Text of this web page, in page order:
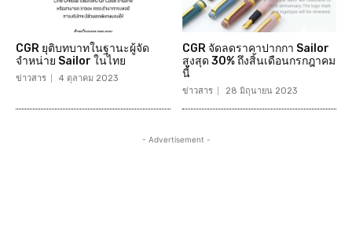
CGR ยุติบทบาทในฐานะผู้จัด
จำหน่าย Sailor ในไทย
ข่าวสาร 4 ตุลาคม 2023
CGR จัดลดราคาปากกา Sailor
สูงสุด 30% ถึงสิ้นเดือนกรกฎาคม
นี้
ข่าวสาร 28 มิถุนายน 2023
- Advertisement -